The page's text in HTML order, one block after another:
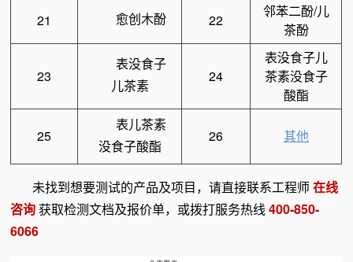
21 愈创木酚 22
邻苯二酚/儿
茶酚
23
表没食子
儿茶素
24
表没食子儿
茶素没食子
酸酯
25
表儿茶素
没食子酸酯
26 其他
未找到想要测试的产品及项目，请直接联系工程师在线
咨询获取检测文档及报价单，或拨打服务热线400-850-
6066